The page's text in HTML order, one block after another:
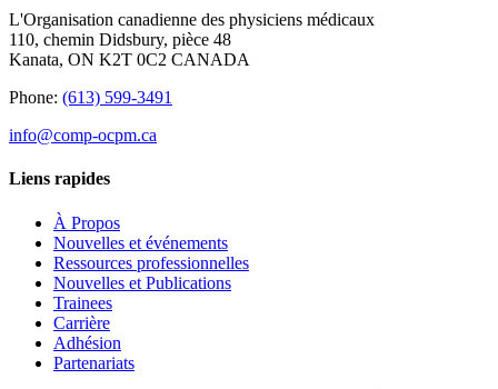
L'Organisation canadienne des physiciens médicaux
110, chemin Didsbury, pièce 48
Kanata, ON K2T 0C2 CANADA
Phone: (613) 599-3491
info@comp-ocpm.ca
Liens rapides
À Propos
Nouvelles et événements
Ressources professionnelles
Nouvelles et Publications
Trainees
Carrière
Adhésion
Partenariats